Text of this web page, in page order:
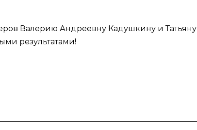
Валерию Андреевну Кадушкину и Татьяну
результатами!